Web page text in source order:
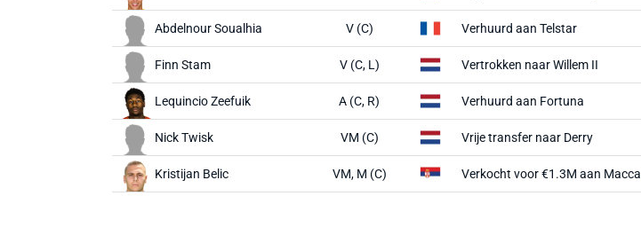
Abdelnour Soualhia V (C) Verhuurd aanTelstar
Finn Stam V (C, L) Vertrokken naarWillem II
Lequincio Zeefuik A (C, R) Verhuurd aan Fortuna
Nick Twisk VM (C) Vrije transfer naar Derry
Kristijan Belic VM, M (C) Verkocht voor€1.3M aan